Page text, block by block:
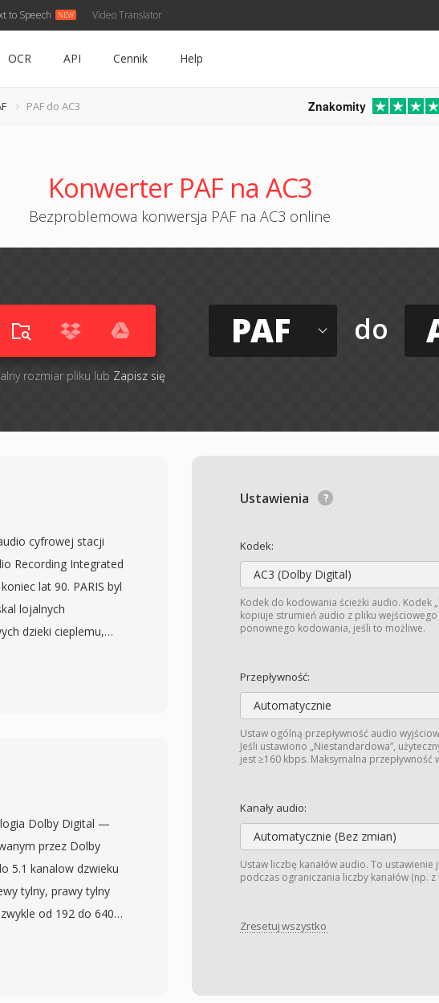
to Speech Video Translator
OCR API Cennik Help
PAF do AC3 Znakomity
Konwerter PAF na AC3
Bezproblemowa konwersja PAF na AC3 online
rozmiar pliku lub Zapisz się
PAF do
Ustawienia
Kodek:
AC3 (Dolby Digital)
Kodek do kodowania ścieżki audio. Kodek
kopiuje strumień audio z pliku
ponownego kodowania, jeśli to możliwe.
Przepływność:
Automatycznie
Ustaw ogólną przepływność audio
Jeśli ustawiono „Niestandardowa”,
jest ≥160 kbps. Maksymalna przepływność
Kanały audio:
Automatycznie (Bez zmian)
Ustaw liczbę kanałów audio. To
podczas ograniczania liczby kanałów (np.
Zresetuj wszystko
cyfrowej stacji
Recording Integrated
lat 90. PARIS byl
lojalnych
dzieki cieplemu,
pracy, a PAF
dane probek —
jest obsluga
little-endian,
systemu PARIS na
Systems, a nastepnie
ale pliki PAF
projektami w
Dolby Digital —
przez Dolby
5.1 kanalow dzwieku
tylny, prawy tylny
od 192 do 640
dyskretna